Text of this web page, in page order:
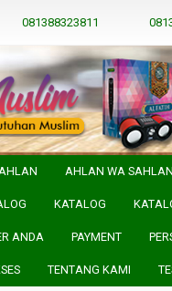
081388323811
AHLAN WA SAHLAN
KATALOG
ANDA PAYMENT
TENTANG KAMI